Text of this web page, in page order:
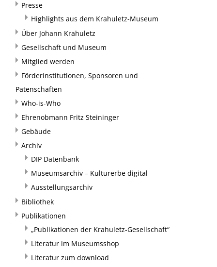
Presse
Highlights aus dem Krahuletz-Museum
Über Johann Krahuletz
Gesellschaft und Museum
Mitglied werden
Förderinstitutionen, Sponsoren und
Patenschaften
Who-is-Who
Ehrenobmann Fritz Steininger
Gebäude
Archiv
DIP Datenbank
Museumsarchiv – Kulturerbe digital
Ausstellungsarchiv
Bibliothek
Publikationen
„Publikationen der Krahuletz-Gesellschaft“
Literatur im Museumsshop
Literatur zum download